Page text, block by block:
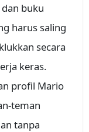
buku
harus saling
secara
keras.
profil Mario
teman
tanpa